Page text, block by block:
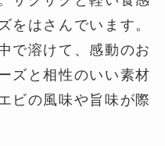
をはさんでいます。
で溶けて、感動のお
ズと相性のいい素材
ビの風味や旨味が際